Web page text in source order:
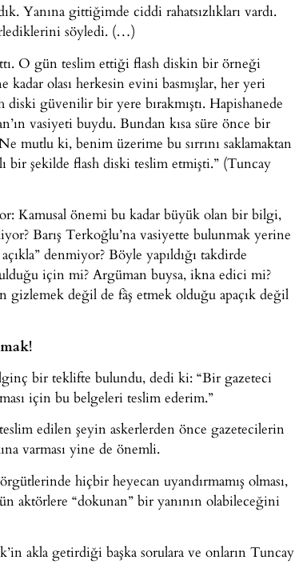
Yanına gittiğimde ciddi rahatsızlıkları vardı.
söyledi. (…)
O gün teslim ettiği flash diskin bir örneği
olası herkesin evini basmışlar, her yeri
diski güvenilir bir yere bırakmıştı. Hapishanede
vasiyeti buydu. Bundan kısa süre önce bir
mutlu ki, benim üzerime bu sırrını saklamaktan
bir şekilde flash diski teslim etmişti.” (Tuncay
Kamusal önemi bu kadar büyük olan bir bilgi,
Barış Terkoğlu’na vasiyette bulunmak yerine
denmiyor? Böyle yapıldığı takdirde
için mi? Argüman buysa, ikna edici mi?
gizlemek değil de fâş etmek olduğu apaçık değil
bir teklifte bulundu, dedi ki: “Bir gazeteci
için bu belgeleri teslim ederim.”
edilen şeyin askerlerden önce gazetecilerin
varması yine de önemli.
hiçbir heyecan uyandırmamış olması,
aktörlere “dokunan” bir yanının olabileceğini
akla getirdiği başka sorulara ve onların Tuncay